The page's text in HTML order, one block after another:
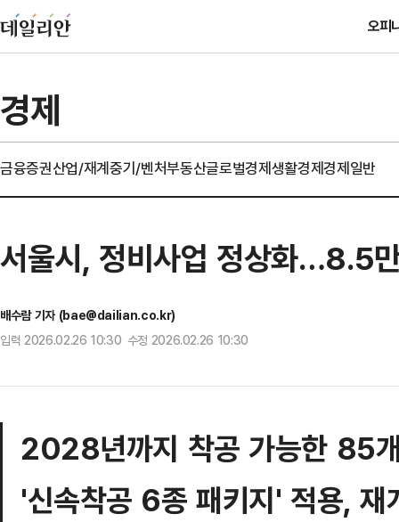
오피
경제
금융증권산업/재계중기/벤처부동산글로벌경제생활경제경제일반
서울시, 정비사업 정상화…8.5
배수람 기자 (bae@dailian.co.kr)
입력 2026.02.26 10:30 수정 2026.02.26 10:30
2028년까지 착공 가능한 85
'신속착공 6종 패키지' 적용, 재